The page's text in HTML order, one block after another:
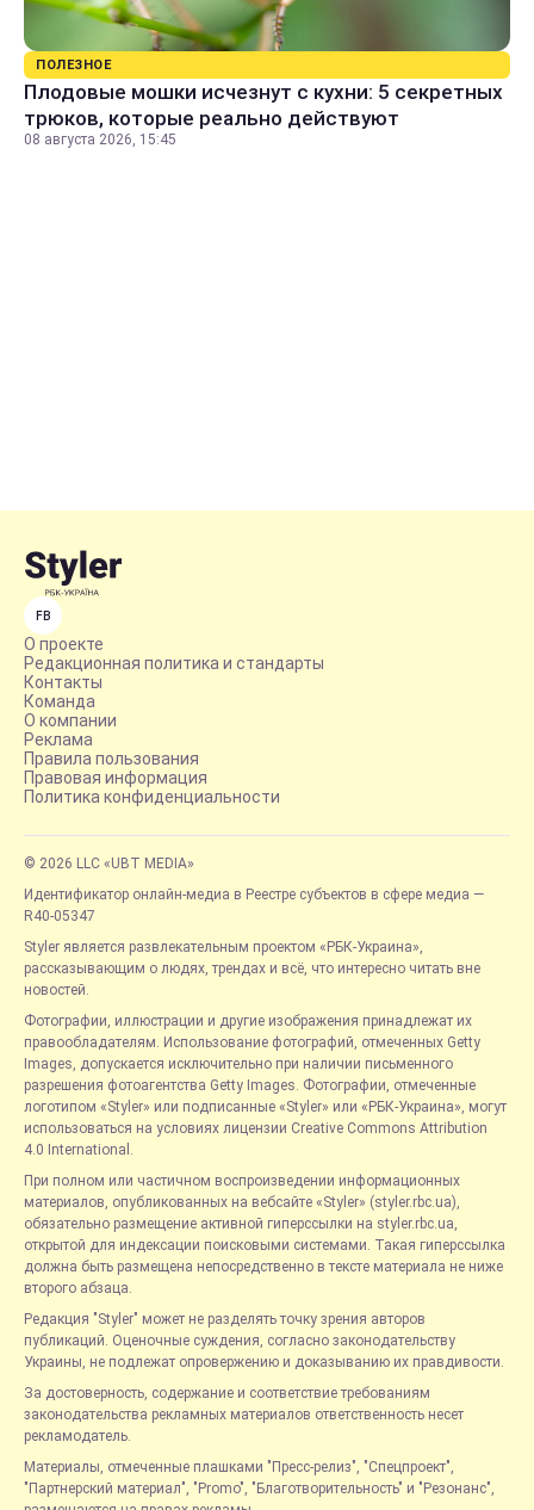
ПОЛЕЗНОЕ
Плодовые мошки исчезнут с кухни: 5 секретных
трюков, которые реально действуют
08 августа 2026, 15:45
FB
О проекте
Редакционная политика и стандарты
Контакты
Команда
О компании
Реклама
Правила пользования
Правовая информация
Политика конфиденциальности
© 2026 LLC «UBT MEDIA»
Идентификатор онлайн-медиа в Реестре субъектов в сфере медиа —
R40-05347
Styler является развлекательным проектом «РБК-Украина»,
рассказывающим о людях, трендах и всё, что интересно читать вне
новостей.
Фотографии, иллюстрации и другие изображения принадлежат их
правообладателям. Использование фотографий, отмеченных Getty
Images, допускается исключительно при наличии письменного
разрешения фотоагентства Getty Images. Фотографии, отмеченные
логотипом «Styler» или подписанные «Styler» или «РБК-Украина», могут
использоваться на условиях лицензии Creative Commons Attribution
4.0 International.
При полном или частичном воспроизведении информационных
материалов, опубликованных на вебсайте «Styler» (styler.rbc.ua),
обязательно размещение активной гиперссылки на styler.rbc.ua,
открытой для индексации поисковыми системами. Такая гиперссылка
должна быть размещена непосредственно в тексте материала не ниже
второго абзаца.
Редакция "Styler" может не разделять точку зрения авторов
публикаций. Оценочные суждения, согласно законодательству
Украины, не подлежат опровержению и доказыванию их правдивости.
За достоверность, содержание и соответствие требованиям
законодательства рекламных материалов ответственность несет
рекламодатель.
Материалы, отмеченные плашками "Пресс-релиз", "Спецпроект",
"Партнерский материал", "Promo", "Благотворительность" и "Резонанс",